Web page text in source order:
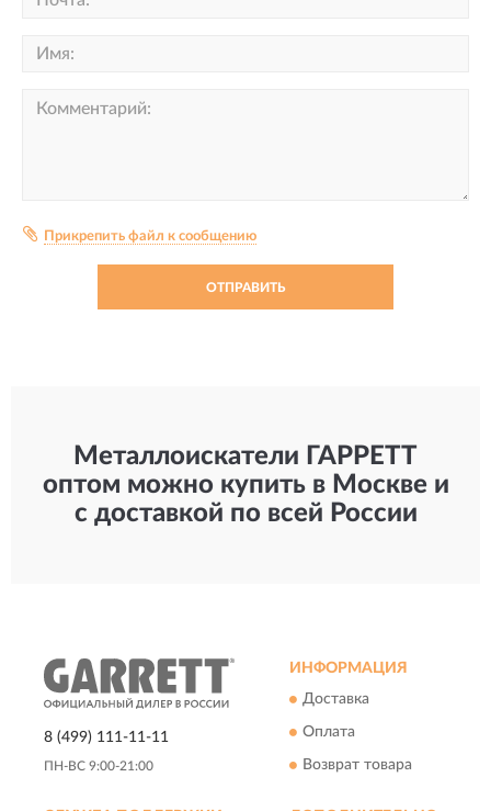
Прикрепить файл к сообщению
ОТПРАВИТЬ
Металлоискатели ГАРРЕТТ
оптом можно купить в Москве и
с доставкой по всей России
8 (499) 111-11-11
ПН-ВС 9:00-21:00
ИНФОРМАЦИЯ
Доставка
Оплата
Возврат товара